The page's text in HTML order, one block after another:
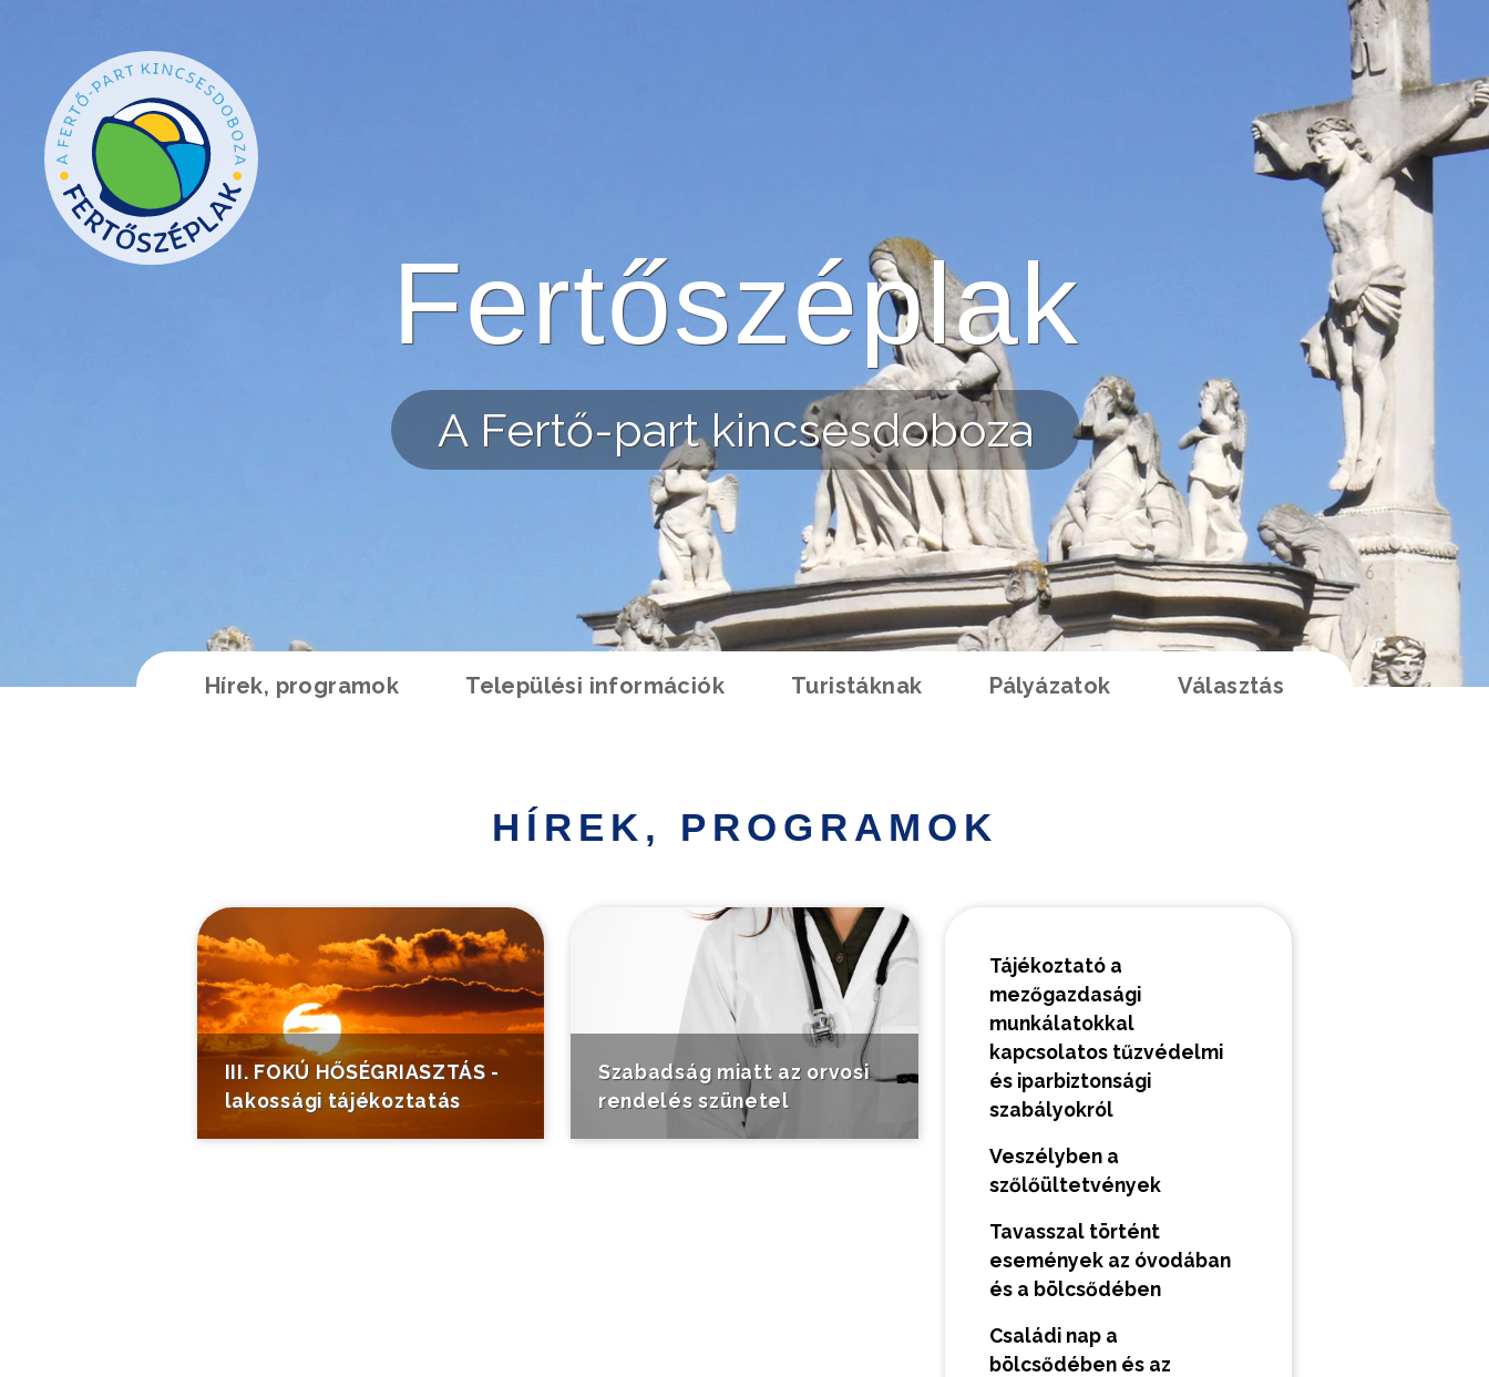
Fertőszéplak
A Fertő-part kincsesdoboza
Hírek, programok Települési információk Turistáknak Pályázatok Választás
HÍREK, PROGRAMOK
III. FOKÚ HŐSÉGRIASZTÁS -
lakossági tájékoztatás
Szabadság miatt az orvosi
rendelés szünetel
Tájékoztató a
mezőgazdasági
munkálatokkal
kapcsolatos tűzvédelmi
és iparbiztonsági
szabályokról
Veszélyben a
szőlőültetvények
Tavasszal történt
események az óvodában
és a bölcsődében
Családi nap a
bölcsődében és az